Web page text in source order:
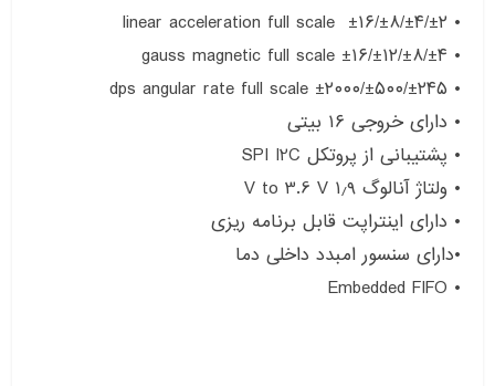
• ±۲/±۴/±۸/±۱۶ linear acceleration full scale
• ±۴/±۸/±۱۲/±۱۶ gauss magnetic full scale
• ±۲۴۵/±۵۰۰/±۲۰۰۰ dps angular rate full scale
• دارای خروجی ۱۶ بیتی
• پشتیبانی از پروتکل SPI I2C
• ولتاژ آنالوگ ۱٫۹ V to 3.6 V
• دارای اینتراپت قابل برنامه ریزی
•دارای سنسور امبدد داخلی دما
• Embedded FIFO